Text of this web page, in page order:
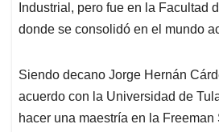
Industrial, pero fue en la Facultad
donde se consolidó en el mundo
Siendo decano Jorge Hernán
acuerdo con la Universidad de
hacer una maestría en la